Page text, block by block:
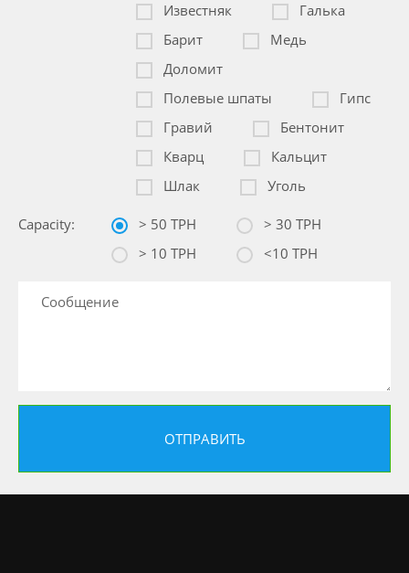
Известняк
Галька
Барит
Медь
Доломит
Полевые шпаты
Гипс
Гравий
Бентонит
Кварц
Кальцит
Шлак
Уголь
Capacity: > 50 TPH
> 30 TPH
> 10 TPH
<10 TPH